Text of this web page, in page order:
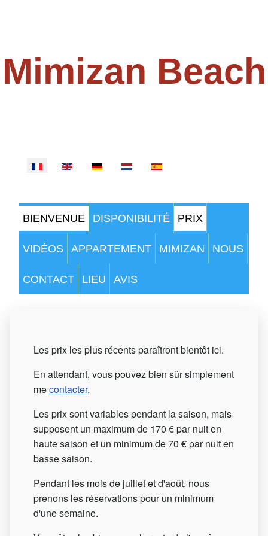
Mimizan Beach
Sélectionnez votre langue
BIENVENUE DISPONIBILITÉ PRIX
VIDÉOS APPARTEMENT MIMIZAN NOUS
CONTACT LIEU AVIS
Les prix les plus récents paraîtront bientôt ici.
En attendant, vous pouvez bien sûr simplement
mecontacter.
Les prix sont variables pendant la saison, mais
supposent un maximum de 170 € par nuit en
haute saison et un minimum de 70 € par nuit en
basse saison.
Pendant les mois de juillet et d'août, nous
prenons les réservations pour un minimum
d'une semaine.